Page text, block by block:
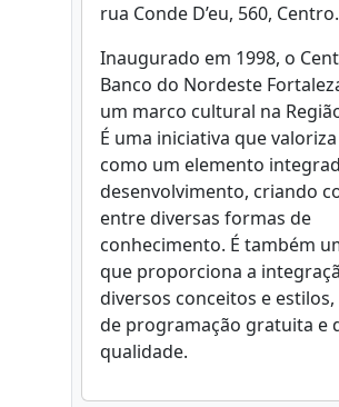
rua Conde D’eu, 560, Centro.
Inaugurado em 1998, o
Banco do Nordeste
um marco cultural na
É uma iniciativa que
como um elemento
desenvolvimento, criando
entre diversas formas de
conhecimento. É também
que proporciona a
diversos conceitos e
de programação gratuita e
qualidade.